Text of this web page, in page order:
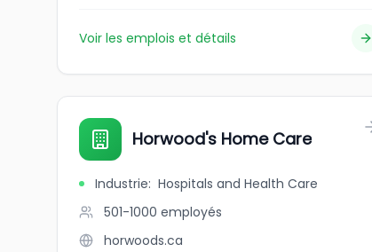
Voir les emplois et détails
Horwood's Home Care
Industrie: Hospitals and Health Care
501-1000 employés
horwoods.ca